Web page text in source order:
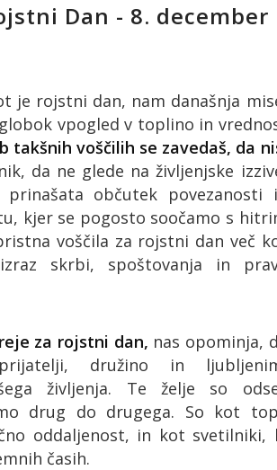
Dan - 8. december
je rojstni dan, nam današnja
vpogled v toplino in
takšnih voščilih se zavedaš, da
da ne glede na življenjske
občutek povezanosti
kjer se pogosto soočamo s
voščila za rojstni dan več
skrbi, spoštovanja in
za rojstni dan, nas opominja,
družino in
življenja. Te želje so
drug do drugega. So kot
oddaljenost, in kot svetilniki,
časih.